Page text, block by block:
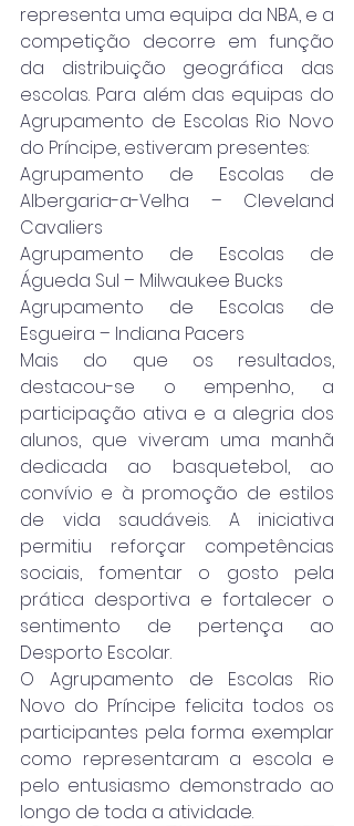
representa uma equipa da NBA, e a
competição decorre em função
da distribuição geográfica das
escolas. Para além das equipas do
Agrupamento de Escolas Rio Novo
do Príncipe, estiveram presentes:
Agrupamento de Escolas de
Albergaria-a-Velha – Cleveland
Cavaliers
Agrupamento de Escolas de
Águeda Sul – Milwaukee Bucks
Agrupamento de Escolas de
Esgueira – Indiana Pacers
Mais do que os resultados,
destacou-se o empenho, a
participação ativa e a alegria dos
alunos, que viveram uma manhã
dedicada ao basquetebol, ao
convívio e à promoção de estilos
de vida saudáveis. A iniciativa
permitiu reforçar competências
sociais, fomentar o gosto pela
prática desportiva e fortalecer o
sentimento de pertença ao
Desporto Escolar.
O Agrupamento de Escolas Rio
Novo do Príncipe felicita todos os
participantes pela forma exemplar
como representaram a escola e
pelo entusiasmo demonstrado ao
longo de toda a atividade.